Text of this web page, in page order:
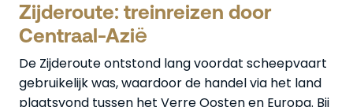
Zijderoute: treinreizen door
Centraal-Azië
De Zijderoute ontstond lang voordat scheepvaart
gebruikelijk was, waardoor de handel via het land
plaatsvond tussen het Verre Oosten en Europa. Bij